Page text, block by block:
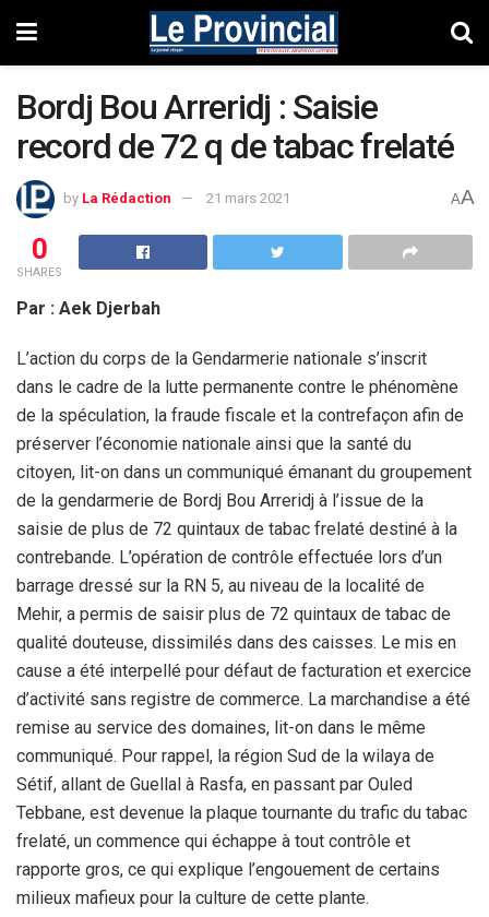
Bordj Bou Arreridj : Saisie
record de 72 q de tabac frelaté
by La Rédaction 21 mars 2021 AA
0
SHARES
Par : Aek Djerbah
L’action du corps de la Gendarmerie nationale s’inscrit
dans le cadre de la lutte permanente contre le phénomène
de la spéculation, la fraude fiscale et la contrefaçon afin de
préserver l’économie nationale ainsi que la santé du
citoyen, lit-on dans un communiqué émanant du groupement
de la gendarmerie de Bordj Bou Arreridj à l’issue de la
saisie de plus de 72 quintaux de tabac frelaté destiné à la
contrebande. L’opération de contrôle effectuée lors d’un
barrage dressé sur la RN 5, au niveau de la localité de
Mehir, a permis de saisir plus de 72 quintaux de tabac de
qualité douteuse, dissimilés dans des caisses. Le mis en
cause a été interpellé pour défaut de facturation et exercice
d’activité sans registre de commerce. La marchandise a été
remise au service des domaines, lit-on dans le même
communiqué. Pour rappel, la région Sud de la wilaya de
Sétif, allant de Guellal à Rasfa, en passant par Ouled
Tebbane, est devenue la plaque tournante du trafic du tabac
frelaté, un commence qui échappe à tout contrôle et
rapporte gros, ce qui explique l’engouement de certains
milieux mafieux pour la culture de cette plante.